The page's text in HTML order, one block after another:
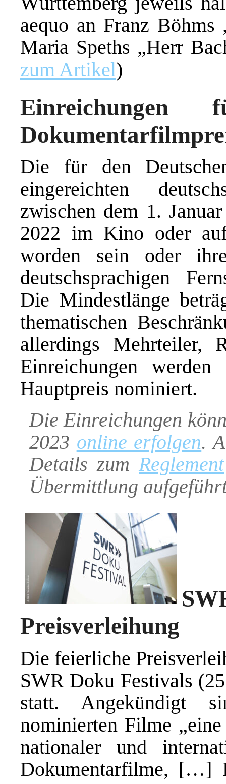
aequo an Franz
Maria Speths „Herr
zum Artikel)
Einreichungen
Die für den
eingereichten
zwischen dem 1.
2022 im Kino oder
worden sein oder
deutschsprachigen
Die Mindestlänge
thematischen
allerdings Mehrteiler,
Einreichungen
Hauptpreis nominiert.
Die Einreichungen
2023 online erfolgen.
Details zum Reglement
Übermittlung
Preisverleihung
Die feierliche
SWR Doku Festivals
statt. Angekündigt
nominierten Filme
nationaler und
Dokumentarfilme, […]